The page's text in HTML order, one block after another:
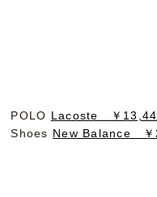
POLO Lacoste ￥
Shoes New Balance